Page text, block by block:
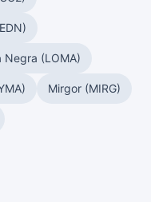
Negra (LOMA)
Mirgor (MIRG)